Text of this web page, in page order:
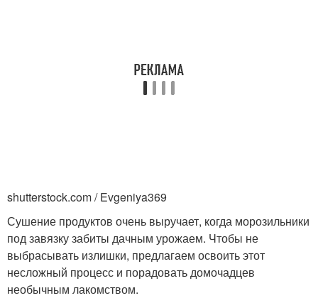
shutterstock.com / Evgeniya369
Сушение продуктов очень выручает, когда морозильники
под завязку забиты дачным урожаем. Чтобы не
выбрасывать излишки, предлагаем освоить этот
несложный процесс и порадовать домочадцев
необычным лакомством.